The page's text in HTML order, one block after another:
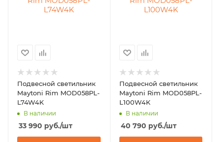
Подвесной светильник
Maytoni Rim MOD058PL-
L74W4K
В наличии
33 990 руб./шт
Подвесной светильник
Maytoni Rim MOD058PL-
L100W4K
В наличии
40 790 руб./шт